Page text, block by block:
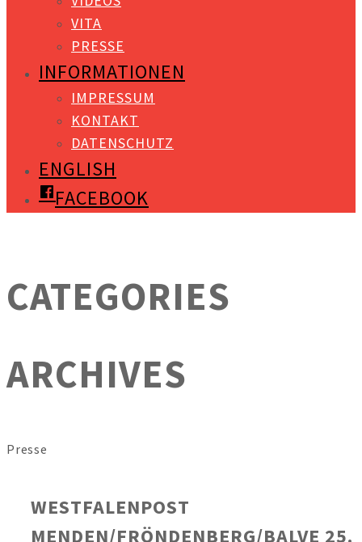
VITA
PRESSE
INFORMATIONEN
IMPRESSUM
KONTAKT
DATENSCHUTZ
ENGLISH
FACEBOOK
CATEGORIES
ARCHIVES
Presse
WESTFALENPOST
MENDEN/FRÖNDENBERG/BALVE 25.